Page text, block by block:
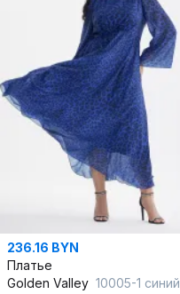
236.16 BYN
Платье
Golden Valley 10005-1 синий